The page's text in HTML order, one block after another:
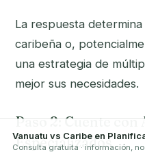
La respuesta
caribeña o,
una estrategia de
mejor sus necesidades.
Paso 2: Cuente con
Especializados
Vanuatu vs Caribe en
Consulta gratuita · información,